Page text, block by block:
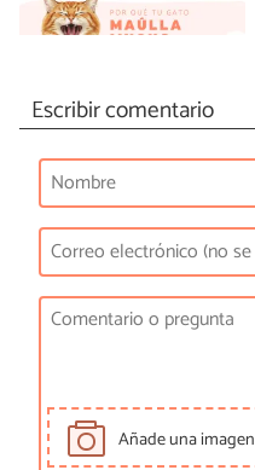
Escribir comentario
Añade una imagen